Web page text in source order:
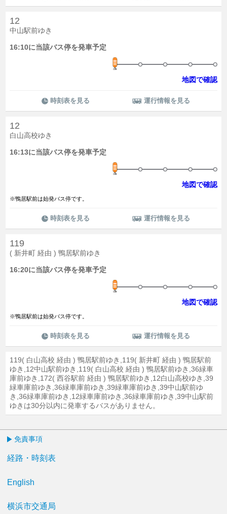
12
中山駅前ゆき
16:10に当該バス停を発車予定
地図で確認
時刻表を見る 運行情報を見る
12
白山高校ゆき
16:13に当該バス停を発車予定
地図で確認
※鴨居駅前は始発バス停です。
時刻表を見る 運行情報を見る
119
( 新井町 経由 ) 鴨居駅前ゆき
16:20に当該バス停を発車予定
地図で確認
※鴨居駅前は始発バス停です。
時刻表を見る 運行情報を見る
119( 白山高校 経由 ) 鴨居駅前ゆき,119( 新井町 経由 ) 鴨居駅前
ゆき,12中山駅前ゆき,119( 白山高校 経由 ) 鴨居駅前ゆき,36緑車
庫前ゆき,172( 西谷駅前 経由 ) 鴨居駅前ゆき,12白山高校ゆき,39
緑車庫前ゆき,36緑車庫前ゆき,39緑車庫前ゆき,39中山駅前ゆ
き,36緑車庫前ゆき,12緑車庫前ゆき,36緑車庫前ゆき,39中山駅前
ゆきは30分以内に発車するバスがありません。
免責事項
経路・時刻表
English
横浜市交通局